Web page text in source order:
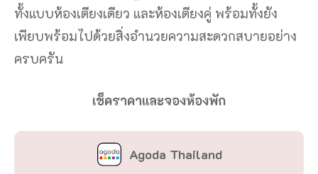
ทั้งแบบห้องเตียงเดียว และห้องเตียงคู่ พร้อมทั้งยัง
เพียบพร้อมไปด้วยสิ่งอำนวยความสะดวกสบายอย่าง
ครบครัน
เช็คราคาและจองห้องพัก
Agoda Thailand